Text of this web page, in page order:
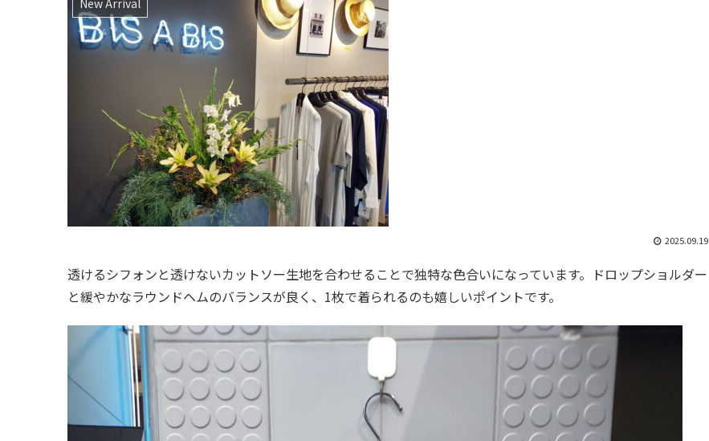
New Arrival
2025.09.19
透けるシフォンと透けないカットソー生地を合わせることで独特な色合いになっています。ドロップショルダー
と緩やかなラウンドヘムのバランスが良く、1枚で着られるのも嬉しいポイントです。